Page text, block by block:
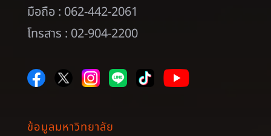
มือถือ : 062-442-2061
โทรสาร : 02-904-2200
ข้อมูลมหาวิทยาลัย